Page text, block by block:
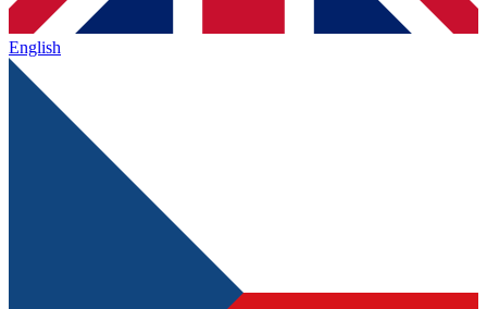
English